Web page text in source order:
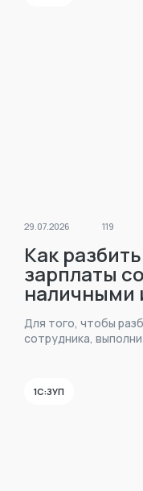
29.07.2026 119
Как
зарплаты
наличными
1С:ЗУП?
Для того, чтобы
сотрудника,
1С:ЗУП